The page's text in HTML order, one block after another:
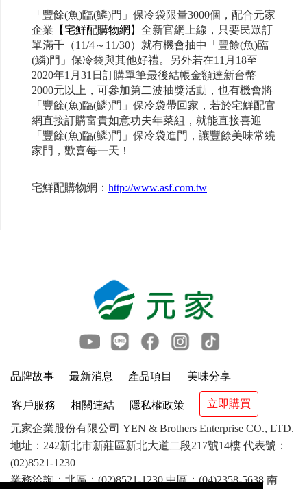
「豐餘(魚)臨(鱗)門」保冷袋限量3000個，配合元家
企業 【宅鮮配購物網】 全新官網上線，只要民眾訂
單滿千（11/4～11/30）就有機會抽中「豐餘(魚)臨
(鱗)門」保冷袋與其他好禮。另外若在11月18至
2020年1月31日訂購單筆最後結帳金額達新台幣
2000元以上，可參加第二波抽獎活動，也有機會將
「豐餘(魚)臨(鱗)門」保冷袋帶回家，若於宅鮮配官
網直接訂購富貴如意功夫年菜組，就能直接喜迎
「豐餘(魚)臨(鱗)門」保冷袋進門，讓豐餘美味常繞
家門，歡喜每一天！
宅鮮配購物網： http://www.asf.com.tw
品牌故事 最新消息 產品項目 美味分享
客戶服務 相關連結 隱私權政策 立即購買
元家企業股份有限公司 YEN & Brothers Enterprise CO., LTD.
地址：242新北市新莊區新北大道二段217號14樓 代表號：
(02)8521-1230
業務洽詢：北區：(02)8521-1230 中區：(04)2358-5638 南